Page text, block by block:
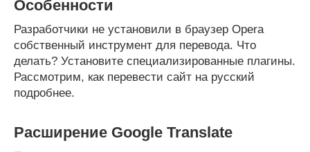
Особенности
Разработчики не установили в браузер Opera
собственный инструмент для перевода. Что
делать? Установите специализированные плагины.
Рассмотрим, как перевести сайт на русский
подробнее.
Расширение Google Translate